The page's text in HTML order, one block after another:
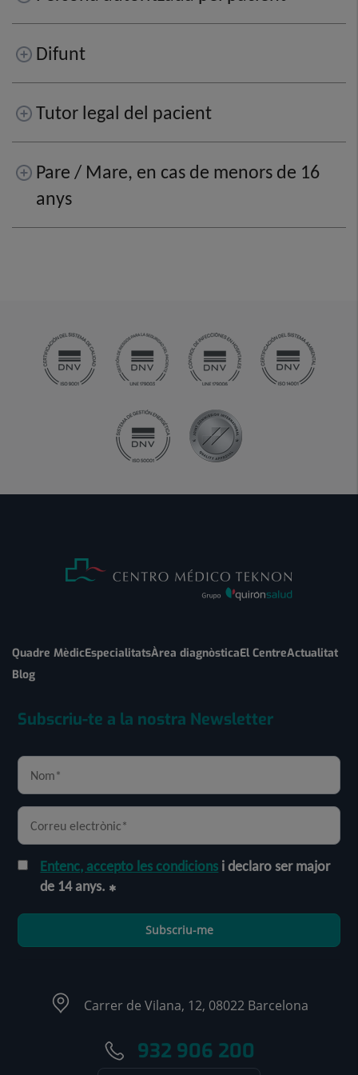
Difunt
Tutor legal del pacient
Pare / Mare, en cas de menors de 16
anys
Quadre MèdicEspecialitatsÀrea diagnòsticaEl CentreActualitat
Blog
Subscriu-te a la nostra Newsletter
Entenc, accepto les condicions i declaro ser major
de 14 anys.
Subscriu-me
Carrer de Vilana, 12, 08022 Barcelona
932 906 200